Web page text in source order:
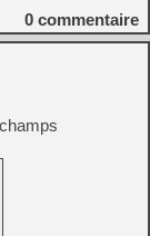
0 commentaire